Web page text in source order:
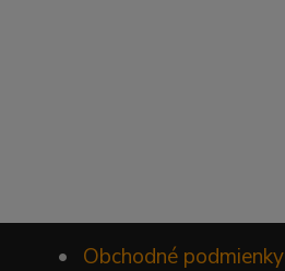
• Obchodné podmienky